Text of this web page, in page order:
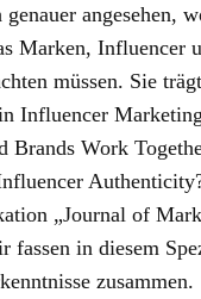
angesehen,
Marken, Influencer
müssen. Sie
Influencer
Brands Work
„Journal of
fassen in diesem
zusammen.